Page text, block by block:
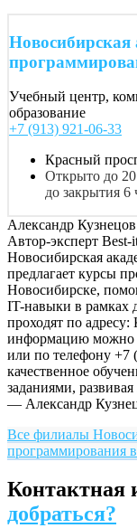
Новосибирская
Учебный центр,
образование
+7 (913) 921-06-33
Красный
Открыто до
до закрытия 6
Александр Кузнецов
Автор-эксперт Best-
Новосибирская
предлагает курсы
Новосибирске,
IT-навыки в рамках
проходят по
информацию можно
или по телефону +7
качественное
заданиями,
— Александр
Все филиалы
программирования
Контактная
добраться?